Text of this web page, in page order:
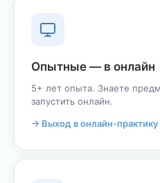
Опытные — в онлайн
5+ лет опыта. Знаете
запустить онлайн.
→ Выход в онлайн-практику